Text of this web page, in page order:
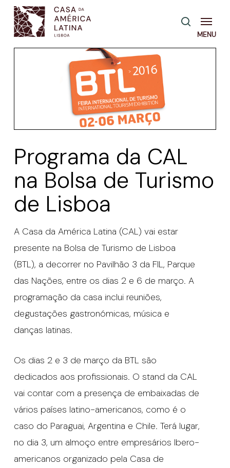
Skip
main
pesquisa
Menu
Programa da CAL
na Bolsa de Turismo
de Lisboa
A Casa da América Latina (CAL) vai estar
presente na Bolsa de Turismo de Lisboa
(BTL), a decorrer no Pavilhão 3 da FIL, Parque
das Nações, entre os dias 2 e 6 de março. A
programação da casa inclui reuniões,
degustações gastronómicas, música e
danças latinas.
Os dias 2 e 3 de março da BTL são
dedicados aos profissionais. O stand da CAL
vai contar com a presença de embaixadas de
vários países latino-americanos, como é o
caso do Paraguai, Argentina e Chile. Terá lugar,
no dia 3, um almoço entre empresários Ibero-
americanos organizado pela Casa de